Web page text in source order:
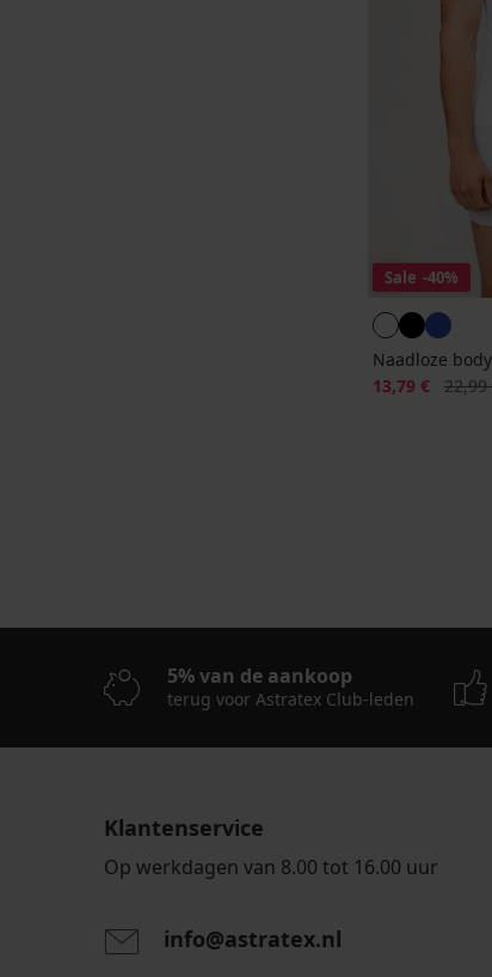
Sale -40%
Naadloze
Korting
13,79 € 22,99
5% van de aankoop
terug voor Astratex Club-leden
Klantenservice
Op werkdagen van 8.00 tot 16.00 uur
info@astratex.nl